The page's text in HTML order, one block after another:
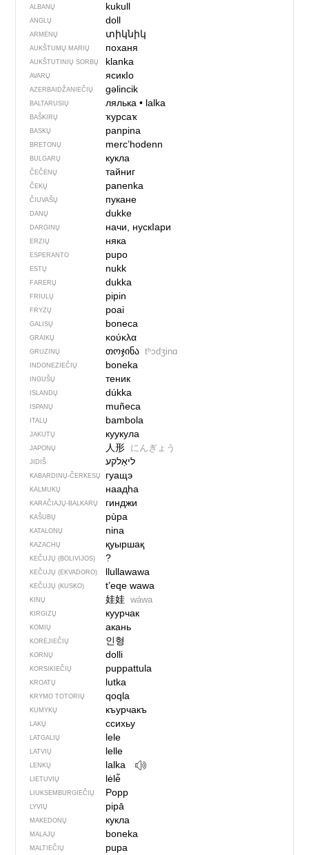
ALBANŲ kukull
ANGLŲ doll
ARMĖNŲ տիկնիկ
AUKŠTUMŲ MARIŲ поханя
AUKŠTUTINIŲ SORBŲ klanka
AVARŲ ясикIо
AZERBAIDŽANIEČIŲ gəlincik
BALTARUSIŲ лялька• lalka
BAŠKIRŲ ҡурсаҡ
BASKŲ panpina
BRETONŲ merc’hodenn
BULGARŲ кукла
ČEČĖNŲ тайниг
ČEKŲ panenka
ČIUVAŠŲ пукане
DANŲ dukke
DARGINŲ начи, нускIари
ERZIŲ няка
ESPERANTO pupo
ESTŲ nukk
FARERŲ dukka
FRIULŲ pipin
FRYZŲ poai
GALISŲ boneca
GRAIKŲ κούκλα
GRUZINŲ თოჯინა tʰɔdʒinɑ
INDONEZIEČIŲ boneka
INGUŠŲ теник
ISLANDŲ dúkka
ISPANŲ muñeca
ITALŲ bambola
JAKUTŲ куукула
JAPONŲ 人形 にんぎょう
JIDIŠ ליאַלקע
KABARDINŲ-ČERKESŲ гуащэ
KALMUKŲ наадһа
KARAČIAJŲ-BALKARŲ гинджи
KAŠUBŲ pùpa
KATALONŲ nina
KAZACHŲ қуыршақ
KEČUJŲ (BOLIVIJOS) ?
KEČUJŲ (EKVADORO) llullawawa
KEČUJŲ (KUSKO) t’eqe wawa
KINŲ 娃娃 wáwa
KIRGIZŲ куурчак
KOMIŲ акань
KORĖJIEČIŲ 인형
KORNŲ dolli
KORSIKIEČIŲ puppattula
KROATŲ lutka
KRYMO TOTORIŲ qoqla
KUMYKŲ къурчакъ
LAKŲ ссихьу
LATGALIŲ lele
LATVIŲ lelle
LENKŲ lalka
LIETUVIŲ lėlė̃
LIUKSEMBURGIEČIŲ Popp
LYVIŲ pipā
MAKEDONŲ кукла
MALAJŲ boneka
MALTIEČIŲ pupa